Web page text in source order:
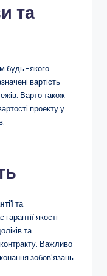
та
будь-якого
вартість
Варто також
проекту у
та
якості
та
Важливо
зобов’язань